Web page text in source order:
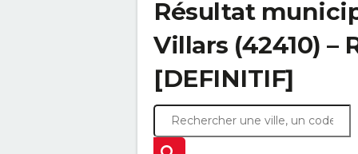
Résultat
Villars (42410) –
[DEFINITIF]